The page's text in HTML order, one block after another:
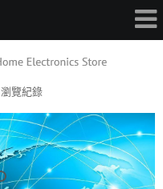
瀏覽紀錄